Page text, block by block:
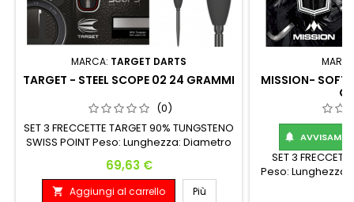
MARCA: TARGET DARTS
TARGET - STEEL SCOPE 02 24 GRAMMI
(0)
SET 3 FRECCETTE TARGET 90% TUNGSTENO
SWISS POINT Peso: Lunghezza: Diametro
Prezzo
69,63 €
 Aggiungi al carrello Più
MISSION- SOFT
 AVVISAMI
SET 3
Peso: